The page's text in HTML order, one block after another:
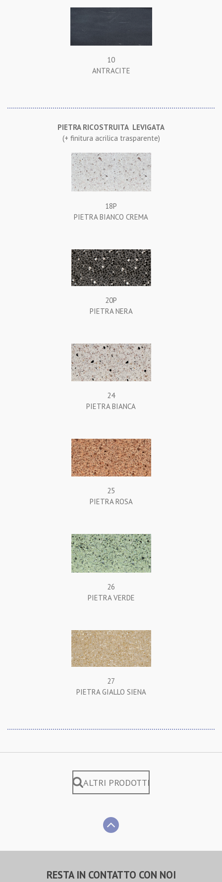
10
ANTRACITE
PIETRA RICOSTRUITA LEVIGATA
(+ finitura acrilica trasparente)
18P
PIETRA BIANCO CREMA
20P
PIETRA NERA
24
PIETRA BIANCA
25
PIETRA ROSA
26
PIETRA VERDE
27
PIETRA GIALLO SIENA
ALTRI PRODOTTI
RESTA IN CONTATTO CON NOI